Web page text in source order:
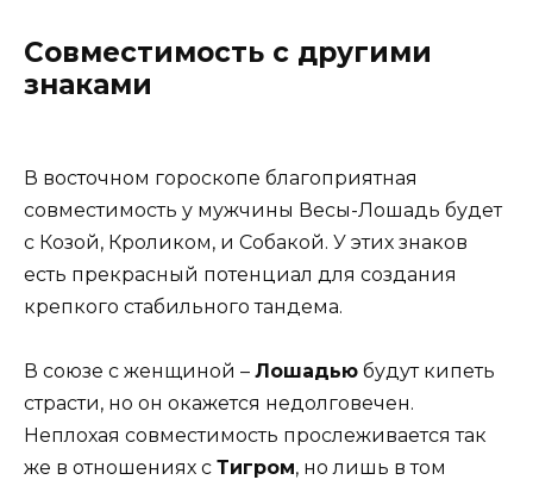
Совместимость с другими
знаками
В восточном гороскопе благоприятная
совместимость у мужчины Весы-Лошадь будет
с Козой, Кроликом, и Собакой. У этих знаков
есть прекрасный потенциал для создания
крепкого стабильного тандема.
В союзе с женщиной – Лошадью будут кипеть
страсти, но он окажется недолговечен.
Неплохая совместимость прослеживается так
же в отношениях с Тигром, но лишь в том